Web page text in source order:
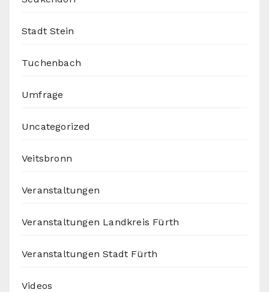
Stadt Stein
Tuchenbach
Umfrage
Uncategorized
Veitsbronn
Veranstaltungen
Veranstaltungen Landkreis Fürth
Veranstaltungen Stadt Fürth
Videos